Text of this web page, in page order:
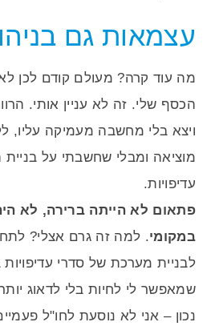
עצמאות גם
מה עוד קרה? מעולם קודם לכן
הכסף שלי. זה לא עניין אותי.
ויצא בלי מחשבה מעמיקה עליו,
מוציאה ומבלי שחשבתי על בניית
עדיפויות.
פתאום לא הייתה ברירה, לא
במקומי. למה זה גרם אצלי?
לבניית מערכת של סדרי
שמאפשר לי לחיות בלי לדאוג
נכון – אני לא נוסעת לחו"ל